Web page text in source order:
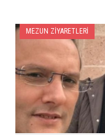
MEZUN ZIYARETLERI